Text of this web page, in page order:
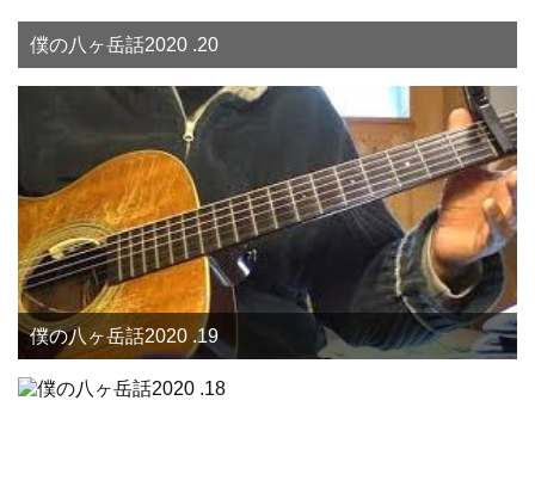
僕の八ヶ岳話2020 .20
僕の八ヶ岳話2020 .19